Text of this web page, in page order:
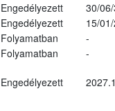
Engedélyezett
30/
Engedélyezett
15/
Folyamatban
-
Folyamatban
-
Engedélyezett